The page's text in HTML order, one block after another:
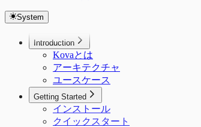
terms
System
Introduction
Kovaとは
アーキテクチャ
ユースケース
Getting Started
インストール
クイックスタート